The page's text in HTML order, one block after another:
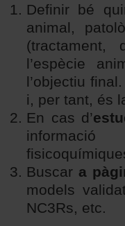
Definir bé
animal,
(tractament,
l’espècie
l’objectiu
i, per tant, és
En cas d’
informació
Buscar a
models
NC3Rs, etc.